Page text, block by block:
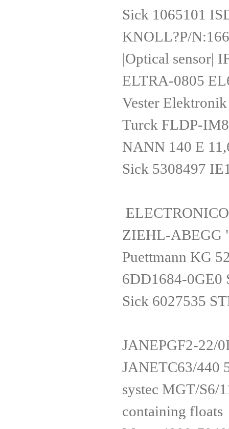
Sick 1065101
KNOLL?P/
|Optical sensor|
ELTRA-0805
Vester
Turck FLDP-
NANN 140 E
Sick 5308497
ZIEHL-ABEGG
Puettmann KG
6DD1684-
Sick 6027535
JANEPGF2-22/
JANETC63/440
systec MGT/S6/
containing floats